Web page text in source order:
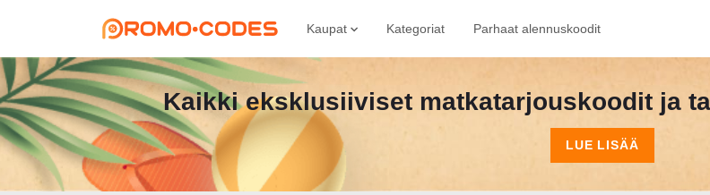
Kaupat Kategoriat Parhaat alennuskoodit
Kaikki eksklusiiviset matkatarjouskoodit ja
LUE LISÄÄ